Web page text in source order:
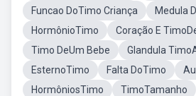
Funcao DoTimo Criança
Medula
HormônioTimo
Coração E
Timo DeUm Bebe
Glandula
EsternoTimo
Falta DoTimo
HormôniosTimo
TimoTamanho